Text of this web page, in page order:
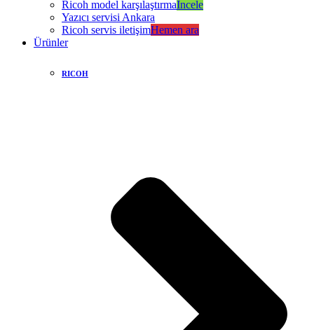
Ricoh model karşılaştırmaİncele
Yazıcı servisi Ankara
Ricoh servis iletişimHemen ara
Ürünler
RICOH